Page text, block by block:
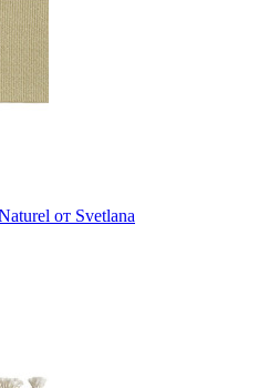
от Svetlana